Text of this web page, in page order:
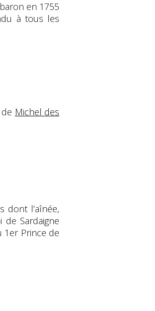
en 1755
à tous les
Michel des
dont l’aînée,
Sardaigne
1er Prince de